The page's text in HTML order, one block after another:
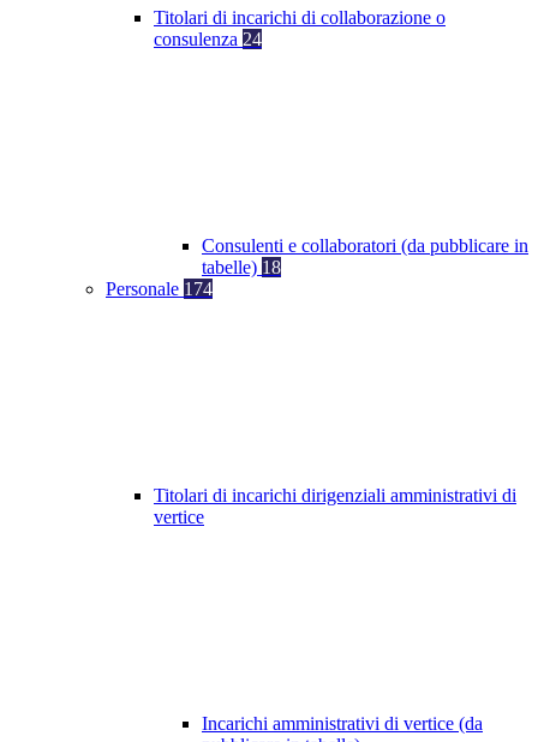
Titolari di incarichi di collaborazione o
consulenza 24
Consulenti e collaboratori (da pubblicare in
tabelle) 18
Personale 174
Titolari di incarichi dirigenziali amministrativi di
vertice
Incarichi amministrativi di vertice (da